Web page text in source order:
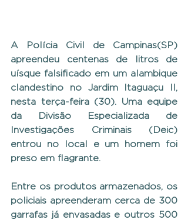
A Polícia Civil de Campinas(SP)
apreendeu centenas de litros de
uísque falsificado em um alambique
clandestino no Jardim Itaguaçu II,
nesta terça-feira (30). Uma equipe
da Divisão Especializada de
Investigações Criminais (Deic)
entrou no local e um homem foi
preso em flagrante.
Entre os produtos armazenados, os
policiais apreenderam cerca de 300
garrafas já envasadas e outros 500